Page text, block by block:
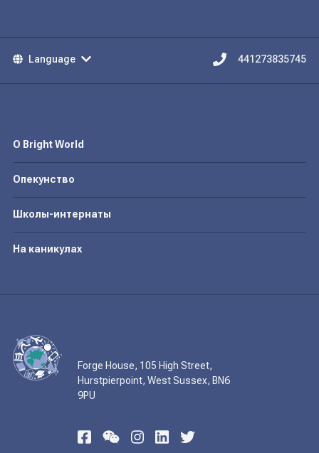
Language 441273835745
О Bright World
Опекунство
Школы-интернаты
На каникулах
Forge House, 105 High Street,
Hurstpierpoint, West Sussex, BN6
9PU